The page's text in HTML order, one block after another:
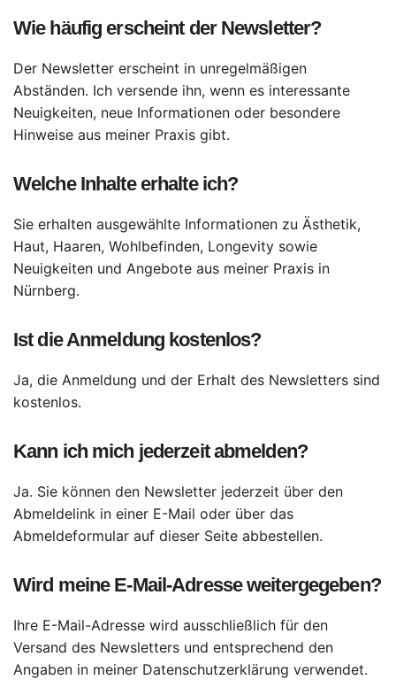
Wie häufig erscheint der Newsletter?
Der Newsletter erscheint in unregelmäßigen
Abständen. Ich versende ihn, wenn es interessante
Neuigkeiten, neue Informationen oder besondere
Hinweise aus meiner Praxis gibt.
Welche Inhalte erhalte ich?
Sie erhalten ausgewählte Informationen zu Ästhetik,
Haut, Haaren, Wohlbefinden, Longevity sowie
Neuigkeiten und Angebote aus meiner Praxis in
Nürnberg.
Ist die Anmeldung kostenlos?
Ja, die Anmeldung und der Erhalt des Newsletters sind
kostenlos.
Kann ich mich jederzeit abmelden?
Ja. Sie können den Newsletter jederzeit über den
Abmeldelink in einer E-Mail oder über das
Abmeldeformular auf dieser Seite abbestellen.
Wird meine E-Mail-Adresse weitergegeben?
Ihre E-Mail-Adresse wird ausschließlich für den
Versand des Newsletters und entsprechend den
Angaben in meiner Datenschutzerklärung verwendet.